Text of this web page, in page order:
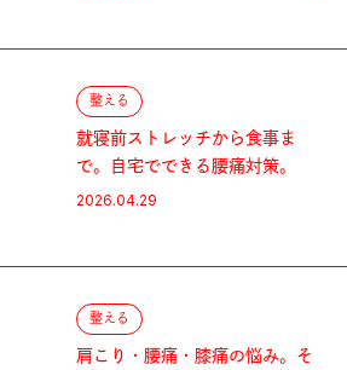
整える
就寝前ストレッチから食事ま
で。自宅でできる腰痛対策。
2026.04.29
整える
肩こり・腰痛・膝痛の悩み。そ